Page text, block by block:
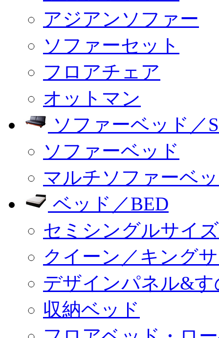
アジアンソファー
ソファーセット
フロアチェア
オットマン
ソファーベッド／
ソファーベッド
マルチソファーベ
ベッド／BED
セミシングルサイ
クイーン／キング
デザインパネル&
収納ベッド